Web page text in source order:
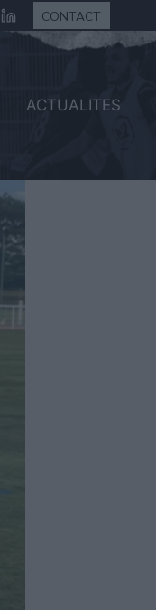
CONTACT
ACTUALITES